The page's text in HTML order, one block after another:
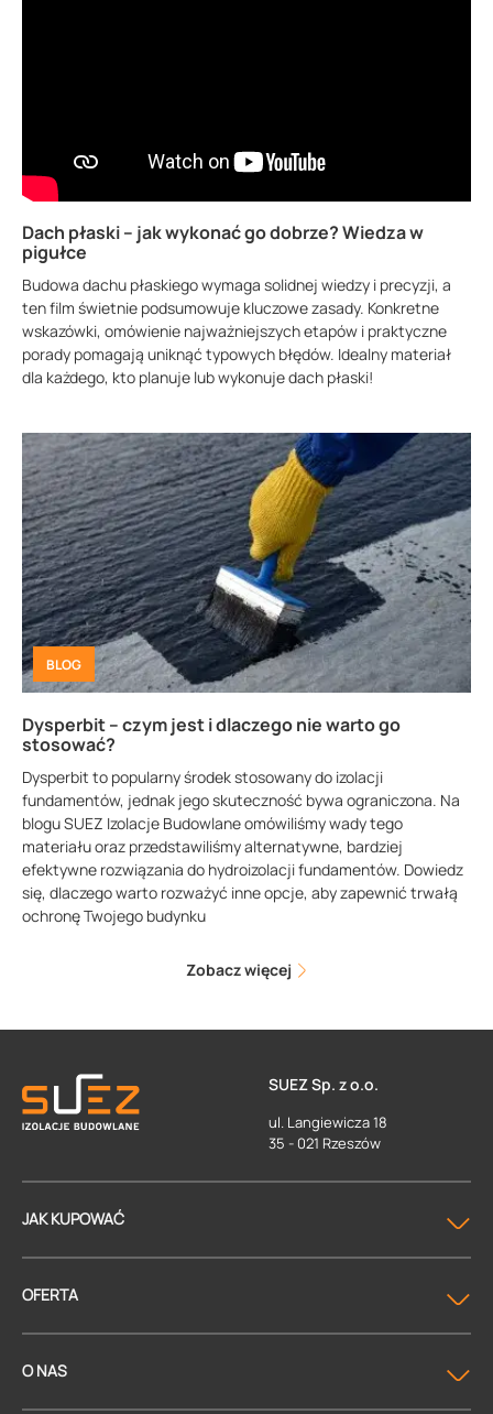
Dach płaski – jak wykonać go dobrze? Wiedza w
pigułce
Budowa dachu płaskiego wymaga solidnej wiedzy i precyzji, a
ten film świetnie podsumowuje kluczowe zasady. Konkretne
wskazówki, omówienie najważniejszych etapów i praktyczne
porady pomagają uniknąć typowych błędów. Idealny materiał
dla każdego, kto planuje lub wykonuje dach płaski!
BLOG
Dysperbit – czym jest i dlaczego nie warto go
stosować?
Dysperbit to popularny środek stosowany do izolacji
fundamentów, jednak jego skuteczność bywa ograniczona. Na
blogu SUEZ Izolacje Budowlane omówiliśmy wady tego
materiału oraz przedstawiliśmy alternatywne, bardziej
efektywne rozwiązania do hydroizolacji fundamentów. Dowiedz
się, dlaczego warto rozważyć inne opcje, aby zapewnić trwałą
ochronę Twojego budynku
Zobacz więcej
SUEZ Sp. z o.o.
ul. Langiewicza 18
35 - 021 Rzeszów
JAK KUPOWAĆ
OFERTA
O NAS